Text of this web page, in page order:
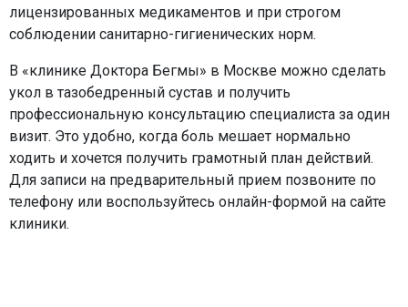
лицензированных медикаментов и при строгом
соблюдении санитарно-гигиенических норм.
В «клинике Доктора Бегмы» в Москве можно сделать
укол в тазобедренный сустав и получить
профессиональную консультацию специалиста за один
визит. Это удобно, когда боль мешает нормально
ходить и хочется получить грамотный план действий.
Для записи на предварительный прием позвоните по
телефону или воспользуйтесь онлайн-формой на сайте
клиники.